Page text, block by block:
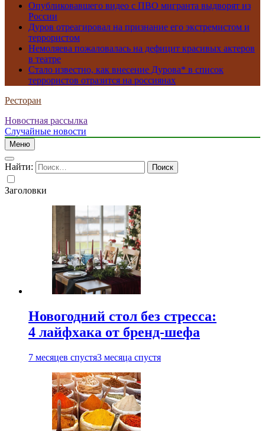
Опубликовавшего видео с ПВО мигранта выдворят из
России
Дуров отреагировал на признание его экстремистом и
террористом
Немоляева пожаловалась на дефицит красивых актеров
в театре
Стало известно, как внесение Дурова* в список
террористов отразится на россиянах
Ресторан
Новостная рассылка
Случайные новости
Меню
Найти:
Заголовки
Новогодний стол без стресса:
4 лайфхака от бренд-шефа
7 месяцев спустя3 месяца спустя